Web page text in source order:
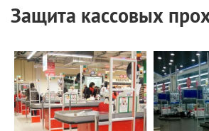
Защита кассовых